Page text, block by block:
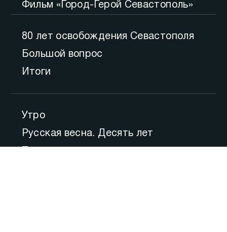
80 лет освобождения Севастополя
Большой вопрос
Итоги
Утро
Русская весна. Десять лет
Фильм «Город-Герой Севастополь»